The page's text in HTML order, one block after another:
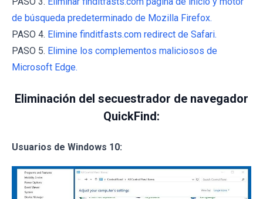
de búsqueda predeterminado de Mozilla Firefox.
PASO 4. Elimine finditfasts.com redirect de Safari.
PASO 5. Elimine los complementos maliciosos de
Microsoft Edge.
Eliminación del secuestrador de navegador
QuickFind:
Usuarios de Windows 10: